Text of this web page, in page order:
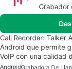
Grabador
Call Recorder: Talker
Android que permite
VoIP con una calidad
Android